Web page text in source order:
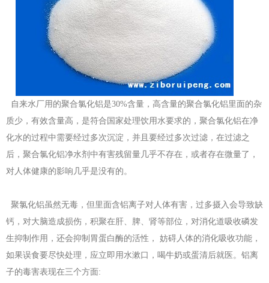
自来水厂用的聚合氯化铝是30%含量，高含量的聚合氯化铝里面的杂
质少，有效含量高，是符合国家处理饮用水要求的，聚合氯化铝在净
化水的过程中需要经过多次沉淀，并且要经过多次过滤，在过滤之
后，聚合氯化铝净水剂中有害残留量几乎不存在，或者存在微量了，
对人体健康的影响几乎是没有的。
聚氯化铝虽然无毒，但里面含铝离子对人体有害，过多摄入会导致缺
钙，对大脑造成损伤，积聚在肝、脾、肾等部位，对消化道吸收磷发
生抑制作用，还会抑制胃蛋白酶的活性， 妨碍人体的消化吸收功能，
如果误食要尽快处理，应立即用水漱口，喝牛奶或蛋清后就医。铝离
子的毒害表现在三个方面: